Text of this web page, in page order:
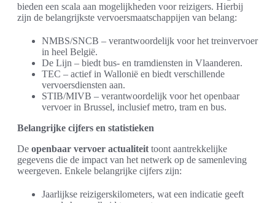
bieden een scala aan mogelijkheden voor reizigers. Hierbij
zijn de belangrijkste vervoersmaatschappijen van belang:
NMBS/SNCB – verantwoordelijk voor het treinvervoer
in heel België.
De Lijn – biedt bus- en tramdiensten in Vlaanderen.
TEC – actief in Wallonië en biedt verschillende
vervoersdiensten aan.
STIB/MIVB – verantwoordelijk voor het openbaar
vervoer in Brussel, inclusief metro, tram en bus.
Belangrijke cijfers en statistieken
De openbaar vervoer actualiteit toont aantrekkelijke
gegevens die de impact van het netwerk op de samenleving
weergeven. Enkele belangrijke cijfers zijn:
Jaarlijkse reizigerskilometers, wat een indicatie geeft